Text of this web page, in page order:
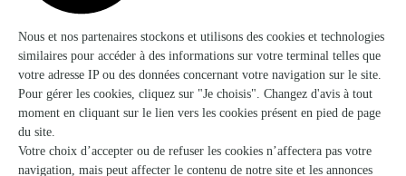
Ils ont fait livrer des fleurs ou une plante à
Maurrin
★ ★ ★ ★ ★
Facile à utiliser livraison le jour…
Facile à utiliser livraison le jour même au top